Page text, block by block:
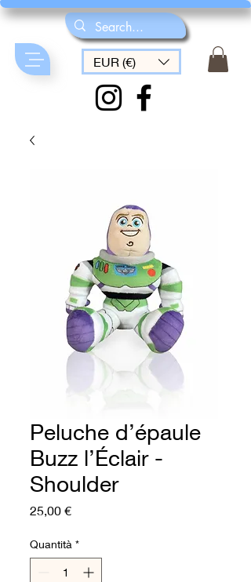
EUR (€)
Peluche d’épaule
Buzz l’Éclair -
Shoulder
25,00 €Prezzo
Quantità *